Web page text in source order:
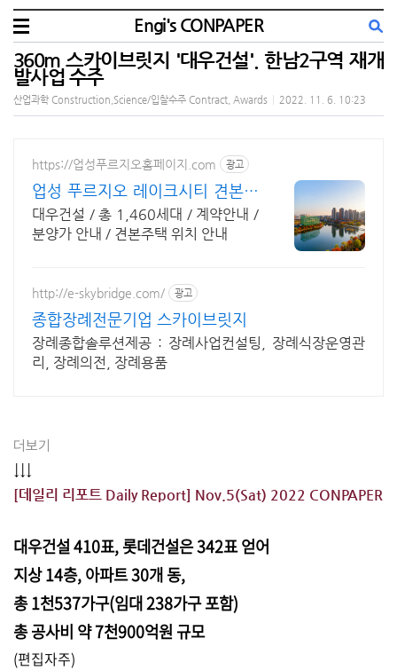
Engi's CONPAPER
360m 스카이브릿지 '대우건설'. 한남2구역 재개
발사업 수주
산업과학 Construction,Science/입찰수주 Contract, Awards 2022. 11. 6. 10:23
https://업성푸르지오홈페이지.com 광고
업성 푸르지오 레이크시티 견본주
택 방문 예약
대우건설 / 총 1,460세대 / 계약안내 /
분양가 안내 / 견본주택 위치 안내
http://e-skybridge.com/ 광고
종합장례전문기업 스카이브릿지
장례종합솔루션제공 : 장례사업컨설팅, 장례식장운영관
리, 장례의전, 장례용품
더보기
[데일리 리포트 Daily Report] Nov.5(Sat) 2022 CONPAPER
대우건설 410표, 롯데건설은 342표 얻어
지상 14층, 아파트 30개 동,
총 1천537가구(임대 238가구 포함)
총 공사비 약 7천900억원 규모
(편집자주)